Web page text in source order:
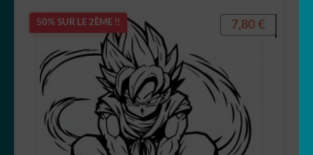
50% SUR LE 2ÈME !! 7,80 €